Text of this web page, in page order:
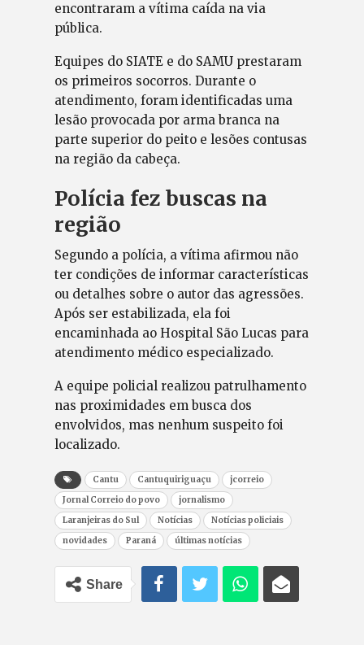
encontraram a vítima caída na via
pública.
Equipes do SIATE e do SAMU prestaram
os primeiros socorros. Durante o
atendimento, foram identificadas uma
lesão provocada por arma branca na
parte superior do peito e lesões contusas
na região da cabeça.
Polícia fez buscas na
região
Segundo a polícia, a vítima afirmou não
ter condições de informar características
ou detalhes sobre o autor das agressões.
Após ser estabilizada, ela foi
encaminhada ao Hospital São Lucas para
atendimento médico especializado.
A equipe policial realizou patrulhamento
nas proximidades em busca dos
envolvidos, mas nenhum suspeito foi
localizado.
Cantu Cantuquiriguaçu
jcorreio
Jornal Correio do povo
jornalismo
Laranjeiras do Sul
Notícias
Notícias policiais
novidades
Paraná últimas notícias
Share